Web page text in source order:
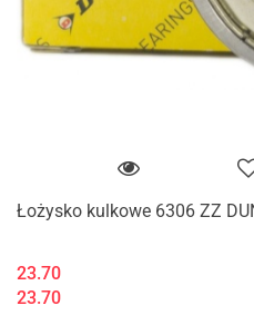
Łożysko kulkowe 6306 ZZ
23.70
23.70